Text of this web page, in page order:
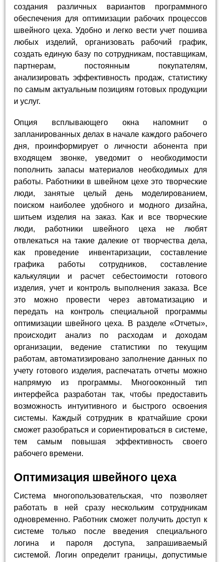
создания различных вариантов программного
обеспечения для оптимизации рабочих процессов
швейного цеха. Удобно и легко вести учет пошива
любых изделий, организовать рабочий график,
создать единую базу по сотрудникам, поставщикам,
партнерам, постоянным покупателям,
анализировать эффективность продаж, статистику
по самым актуальным позициям готовых продукции
и услуг.
Опция всплывающего окна напомнит о
запланированных делах в начале каждого рабочего
дня, проинформирует о личности абонента при
входящем звонке, уведомит о необходимости
пополнить запасы материалов необходимых для
работы. Работники в швейном цехе это творческие
люди, занятые целый день моделированием,
поиском наиболее удобного и модного дизайна,
шитьем изделия на заказ. Как и все творческие
люди, работники швейного цеха не любят
отвлекаться на такие далекие от творчества дела,
как проведение инвентаризации, составление
графика работы сотрудников, составление
калькуляции и расчет себестоимости готового
изделия, учет и контроль выполнения заказа. Все
это можно провести через автоматизацию и
передать на контроль специальной программы
оптимизации швейного цеха. В разделе «Отчеты»,
происходит анализ по расходам и доходам
организации, ведение статистики по текущим
работам, автоматизировано заполнение данных по
учету готового изделия, распечатать отчеты можно
напрямую из программы. Многооконный тип
интерфейса разработан так, чтобы предоставить
возможность интуитивного и быстрого освоения
системы. Каждый сотрудник в кратчайшие сроки
сможет разобраться и сориентироваться в системе,
тем самым повышая эффективность своего
рабочего времени.
Оптимизация швейного цеха
Система многопользовательская, что позволяет
работать в ней сразу нескольким сотрудникам
одновременно. Работник сможет получить доступ к
системе только после введения специального
логина и пароля доступа, запрашиваемый
системой. Логин определит границы, допустимые